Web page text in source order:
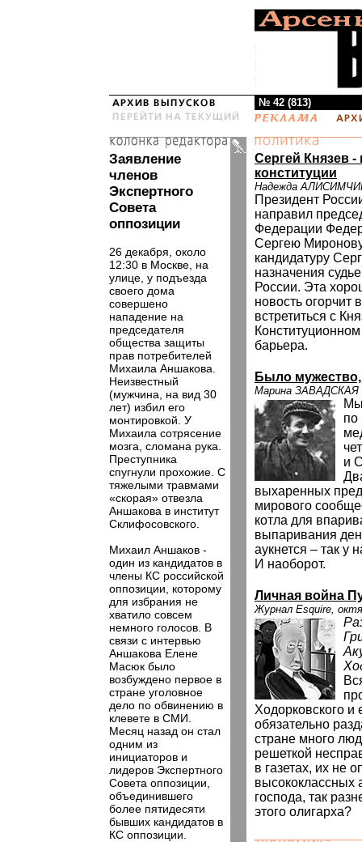
№ 42 (813)
Заявление
членов
Экспертного
Совета
оппозиции
26 декабря, около
12:30 в Москве, на
улице, у подъезда
своего дома
совершено
нападение на
председателя
общества защиты
прав потребителей
Михаила Аншакова.
Неизвестный
(мужчина, на вид 30
лет) избил его
монтировкой. У
Михаила сотрясение
мозга, сломана рука.
Преступника
спугнули прохожие. С
тяжелыми травмами
«скорая» отвезла
Аншакова в институт
Склифосовского.
Михаил Аншаков -
один из кандидатов в
члены КС российской
оппозиции, которому
для избрания не
хватило совсем
немного голосов. В
связи с интервью
Аншакова Елене
Масюк было
возбуждено первое в
стране уголовное
дело по обвинению в
клевете в СМИ.
Месяц назад он стал
одним из
инициаторов и
лидеров Экспертного
Совета оппозиции,
объединившего
более пятидесяти
бывших кандидатов в
КС оппозиции.
Сергей Князев
конституции
Надежда
Президент
направил
Федерации
Сергею
кандидатуру
назначения
России. Эта
новость огорчит
встретиться с
барьера.
Было
Марина ЗАВАДСКАЯ
Мы
по
и
выхаренных
мирового
котла для
выпаривания
аукнется – так у
И наоборот.
Личная война
Журнал Esquire,
Ходорковского и
обязательно
стране много
решеткой
в газетах, их не
высококлассных
господа, так
этого олигарха?